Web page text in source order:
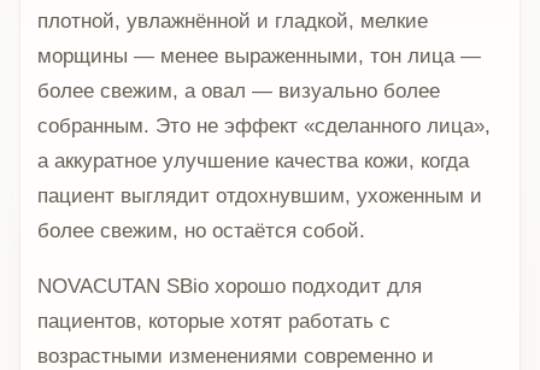
плотной, увлажнённой и гладкой, мелкие
морщины — менее выраженными, тон лица —
более свежим, а овал — визуально более
собранным. Это не эффект «сделанного лица»,
а аккуратное улучшение качества кожи, когда
пациент выглядит отдохнувшим, ухоженным и
более свежим, но остаётся собой.
NOVACUTAN SBio хорошо подходит для
пациентов, которые хотят работать с
возрастными изменениями современно и